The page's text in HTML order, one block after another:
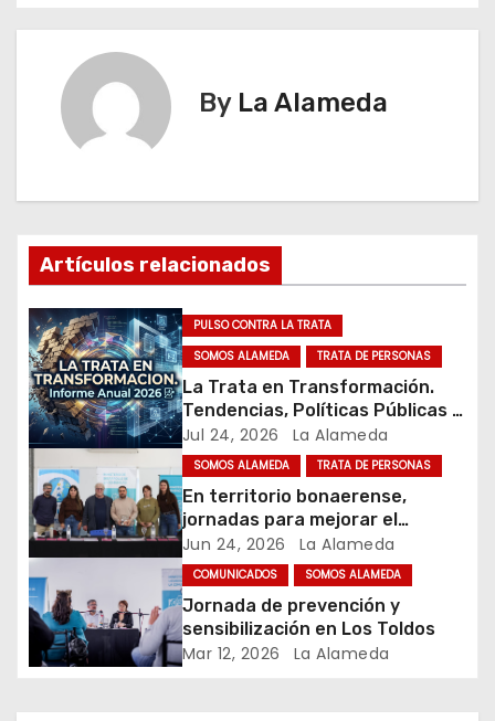
a
a
c
i
ó
n
d
e
e
n
t
r
By La Alameda
Artículos relacionados
PULSO CONTRA LA TRATA
SOMOS ALAMEDA
TRATA DE PERSONAS
La Trata en Transformación.
Tendencias, Políticas Públicas y
Nuevos Desafíos. Argentina y el
Mundo – Julio 2026
Jul 24, 2026 La Alameda
SOMOS ALAMEDA TRATA DE PERSONAS
En territorio bonaerense,
jornadas para mejorar el
cuidado en comunidad
Jun 24, 2026 La Alameda
COMUNICADOS SOMOS ALAMEDA
Jornada de prevención y
sensibilización en Los Toldos
Mar 12, 2026 La Alameda